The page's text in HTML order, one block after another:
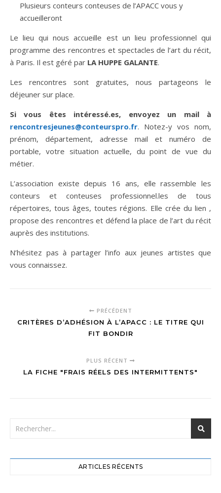
Plusieurs conteurs conteuses de l’APACC vous y
accueilleront
Le lieu qui nous accueille est un lieu professionnel qui
programme des rencontres et spectacles de l’art du récit,
à Paris. Il est géré par LA HUPPE GALANTE.
Les rencontres sont gratuites, nous partageons le
déjeuner sur place.
Si vous êtes intéressé.es, envoyez un mail à
rencontresjeunes@conteurspro.fr. Notez-y vos nom,
prénom, département, adresse mail et numéro de
portable, votre situation actuelle, du point de vue du
métier.
L’association existe depuis 16 ans, elle rassemble les
conteurs et conteuses professionnel.les de tous
répertoires, tous âges, toutes régions. Elle crée du lien ,
propose des rencontres et défend la place de l’art du récit
auprès des institutions.
N’hésitez pas à partager l’info aux jeunes artistes que
vous connaissez.
PRÉCÉDENT
CRITÈRES D’ADHÉSION À L’APACC : LE TITRE QUI
FIT BONDIR
PLUS RÉCENT
LA FICHE "FRAIS RÉELS DES INTERMITTENTS"
ARTICLES RÉCENTS